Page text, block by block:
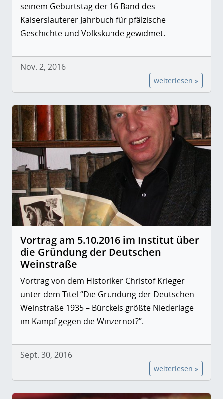
seinem Geburtstag der 16 Band des
Kaiserslauterer Jahrbuch für pfälzische
Geschichte und Volkskunde gewidmet.
Nov. 2, 2016
weiterlesen »
Vortrag am 5.10.2016 im Institut über
die Gründung der Deutschen
Weinstraße
Vortrag von dem Historiker Christof Krieger
unter dem Titel “Die Gründung der Deutschen
Weinstraße 1935 – Bürckels größte Niederlage
im Kampf gegen die Winzernot?”.
Sept. 30, 2016
weiterlesen »